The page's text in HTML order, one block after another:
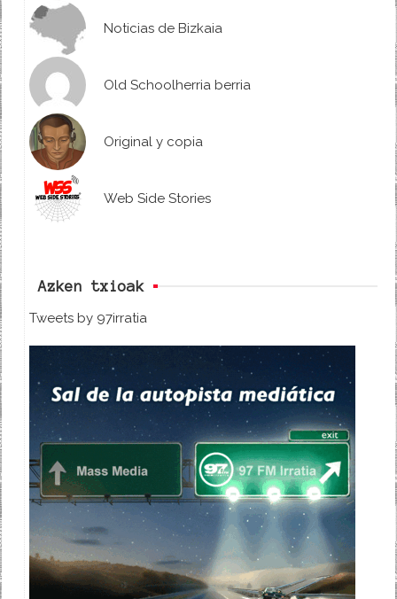
Noticias de Bizkaia
Old Schoolherria berria
Original y copia
Web Side Stories
Azken txioak
Tweets by 97irratia